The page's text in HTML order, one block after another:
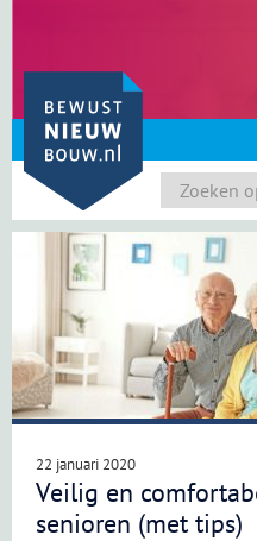
content
22 januari 2020
Veilig en
senioren (met tips)